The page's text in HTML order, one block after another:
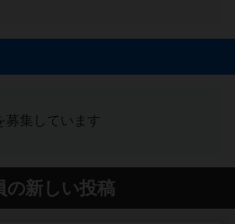
募集しています
の新しい投稿